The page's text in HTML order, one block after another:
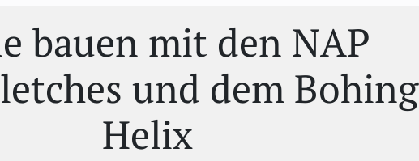
bauen mit den NAP
und dem Bohing
Helix